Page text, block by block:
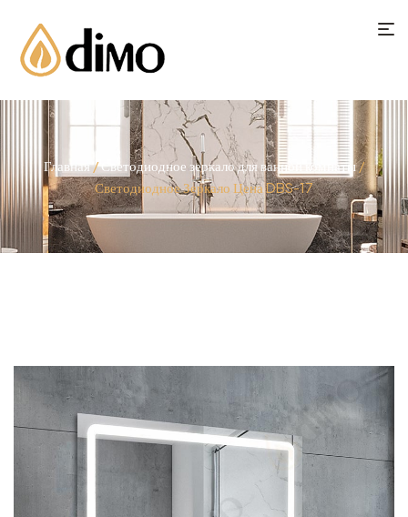
Главная/Светодиодное зеркало для ванной комнаты/
Светодиодное Зеркало Цена DBS-17